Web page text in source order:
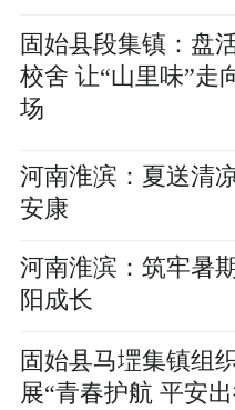
固始县段集镇：盘
校舍 让“山里味”走
场
河南淮滨：夏送清
安康
河南淮滨：筑牢暑
阳成长
固始县马堽集镇组
展“青春护航 平安